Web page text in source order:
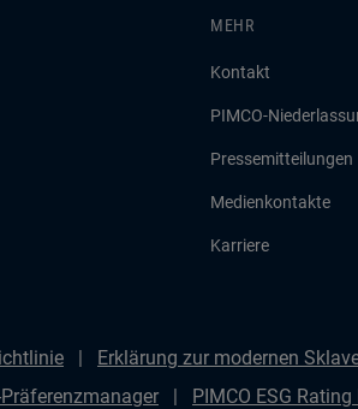
MEHR
Kontakt
PIMCO-
Pressemitteilungen
Medienkontakte
Karriere
Erklärung zur modernen
PIMCO ESG